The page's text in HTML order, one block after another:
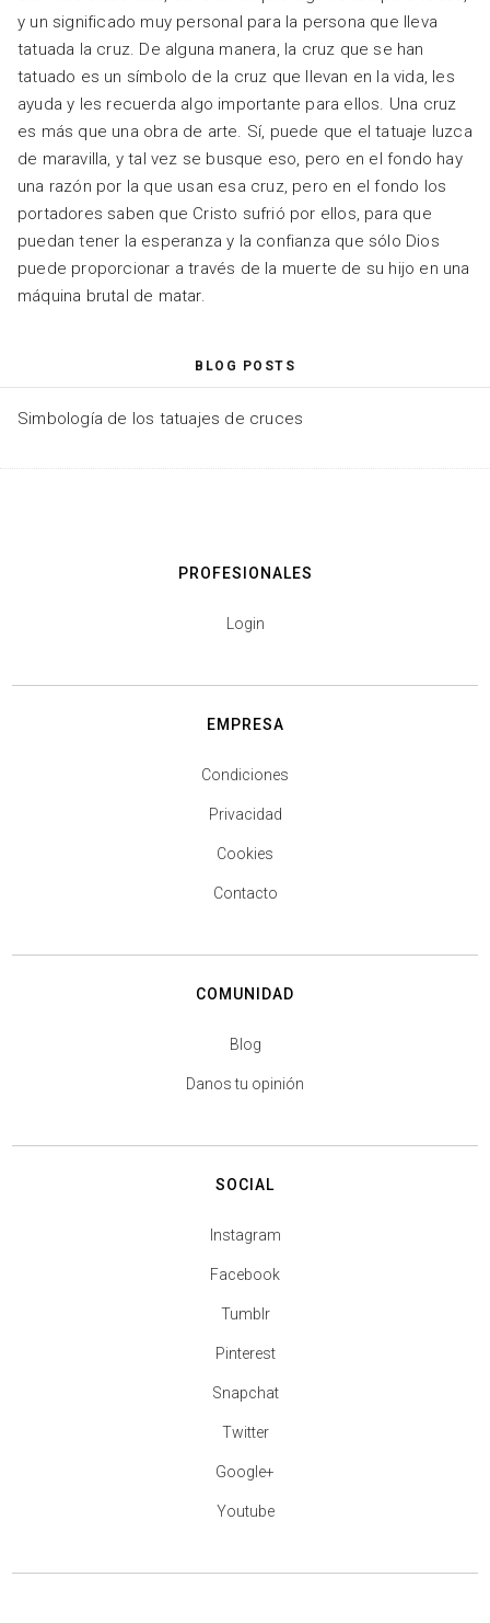
y un significado muy personal para la persona que lleva
tatuada la cruz. De alguna manera, la cruz que se han
tatuado es un símbolo de la cruz que llevan en la vida, les
ayuda y les recuerda algo importante para ellos. Una cruz
es más que una obra de arte. Sí, puede que el tatuaje luzca
de maravilla, y tal vez se busque eso, pero en el fondo hay
una razón por la que usan esa cruz, pero en el fondo los
portadores saben que Cristo sufrió por ellos, para que
puedan tener la esperanza y la confianza que sólo Dios
puede proporcionar a través de la muerte de su hijo en una
máquina brutal de matar.
BLOG POSTS
Simbología de los tatuajes de cruces
PROFESIONALES
Login
EMPRESA
Condiciones
Privacidad
Cookies
Contacto
COMUNIDAD
Blog
Danos tu opinión
SOCIAL
Instagram
Facebook
Tumblr
Pinterest
Snapchat
Twitter
Google+
Youtube